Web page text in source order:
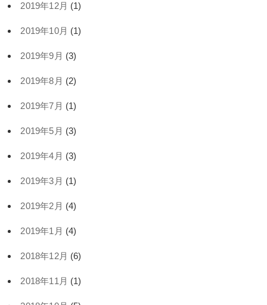
2019年12月 (1)
2019年10月 (1)
2019年9月 (3)
2019年8月 (2)
2019年7月 (1)
2019年5月 (3)
2019年4月 (3)
2019年3月 (1)
2019年2月 (4)
2019年1月 (4)
2018年12月 (6)
2018年11月 (1)